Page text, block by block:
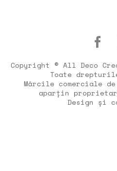
Copyright © All Deco
Toate
Mărcile comerciale
aparțin
Design și